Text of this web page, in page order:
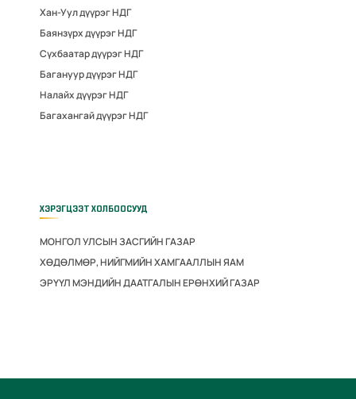
Хан-Уул дүүрэг НДГ
Баянзүрх дүүрэг НДГ
Сүхбаатар дүүрэг НДГ
Багануур дүүрэг НДГ
Налайх дүүрэг НДГ
Багахангай дүүрэг НДГ
ХЭРЭГЦЭЭТ ХОЛБООСУУД
МОНГОЛ УЛСЫН ЗАСГИЙН ГАЗАР
ХӨДӨЛМӨР, НИЙГМИЙН ХАМГААЛЛЫН ЯАМ
ЭРҮҮЛ МЭНДИЙН ДААТГАЛЫН ЕРӨНХИЙ ГАЗАР